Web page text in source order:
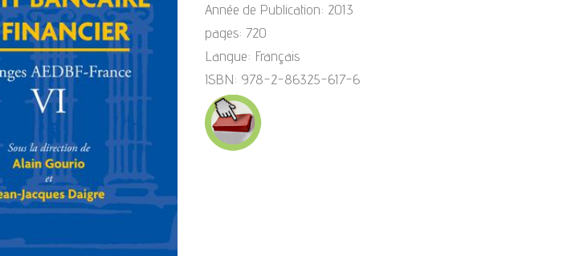
Année de Publication: 2013
pages: 720
Langue: Français
ISBN: 978-2-86325-617-6